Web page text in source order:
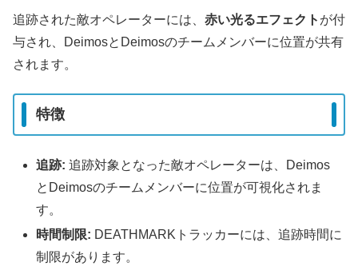
追跡された敵オペレーターには、 赤い光るエフェクト が付
与され、DeimosとDeimosのチームメンバーに位置が共有
されます。
特徴
追跡: 追跡対象となった敵オペレーターは、Deimos
とDeimosのチームメンバーに位置が可視化されま
す。
時間制限: DEATHMARKトラッカーには、追跡時間に
制限があります。